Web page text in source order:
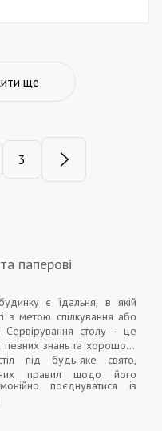
ще
3
паперові
є їдальня, в якій
з метою спілкування або
Сервірування столу - це
знань та хорошого
під будь-яке свято,
правил щодо його
поєднуватися із